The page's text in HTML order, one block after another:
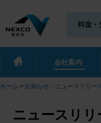
会社案内
ホーム > お知らせ・ニュースリリー
ニュースリリ